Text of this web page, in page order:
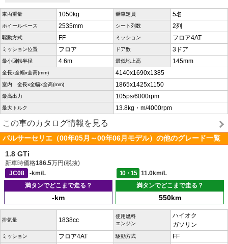
車両重量 1050kg 乗車定員 5名
ホイールベース 2535mm シート列数 2列
駆動方式 FF ミッション フロア4AT
ミッション位置 フロア ドア数 3ドア
最小回転半径 4.6m 最低地上高 145mm
全長x全幅x全高(mm) 4140x1690x1385
室内 全長x全幅x全高(mm) 1865x1425x1150
最高出力 105ps/6000rpm
最大トルク 13.8kg・m/4000rpm
この車のカタログ情報を見る
パルサーセリエ（00年05月～00年06月モデル）の他のグレード一覧
1.8 GTi
新車時価格186.5万円(税抜)
JC08
-km/L 10・15
11.0km/L
満タンでどこまで走る？
-km
満タンでどこまで走る？
550km
排気量 1838cc
使用燃料
エンジン
ハイオク
ガソリン
ミッション フロア4AT 駆動方式 FF